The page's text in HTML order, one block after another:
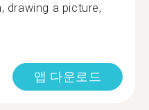
drawing a picture,
앱 다운로드